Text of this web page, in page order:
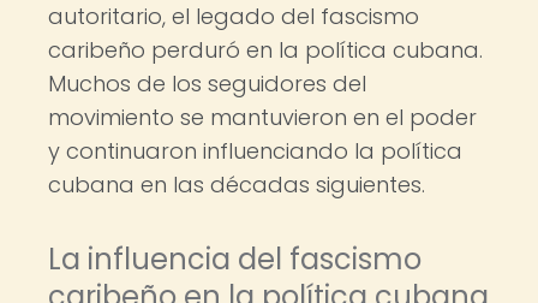
autoritario, el legado del fascismo
caribeño perduró en la política cubana.
Muchos de los seguidores del
movimiento se mantuvieron en el poder
y continuaron influenciando la política
cubana en las décadas siguientes.
La influencia del fascismo